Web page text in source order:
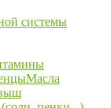
системы
Масла